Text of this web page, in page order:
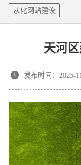
从化网站建设
天河
发布时间：2025-